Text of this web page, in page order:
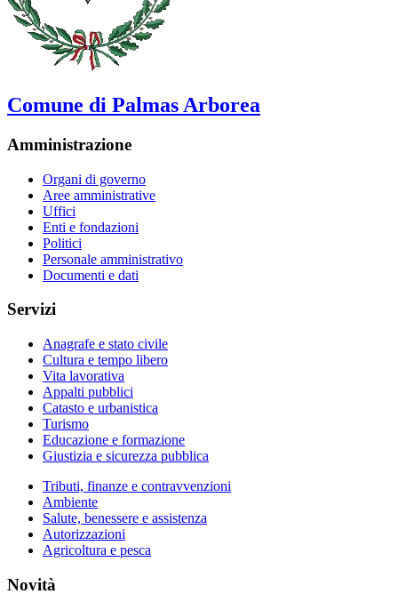
Comune di Palmas Arborea
Amministrazione
Organi di governo
Aree amministrative
Uffici
Enti e fondazioni
Politici
Personale amministrativo
Documenti e dati
Servizi
Anagrafe e stato civile
Cultura e tempo libero
Vita lavorativa
Appalti pubblici
Catasto e urbanistica
Turismo
Educazione e formazione
Giustizia e sicurezza pubblica
Tributi, finanze e contravvenzioni
Ambiente
Salute, benessere e assistenza
Autorizzazioni
Agricoltura e pesca
Novità